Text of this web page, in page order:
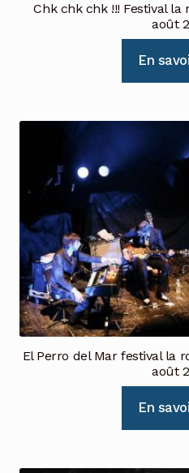
Chk chk chk !!! Festival
août
En
El Perro del Mar festival la
août
En